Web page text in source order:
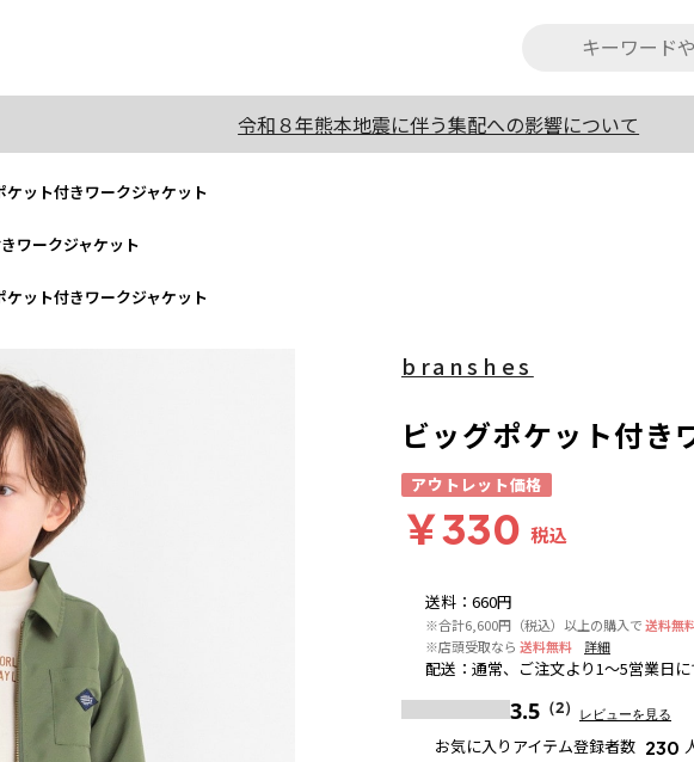
令和８年熊本地震に伴う集配への影響について
ケット付きワークジャケット
ワークジャケット
ケット付きワークジャケット
送料 ： 660円
※合計6,600円（税込）以上の購入で送料無
※店頭受取なら 送料無料 詳細
配送 ： 通常、ご注文より1～5営業日
3.5 （2） レビューを見る
お気に入りアイテム登録者数 230
branshes
ビッグポケット付き
アウトレット価格
￥330 税込